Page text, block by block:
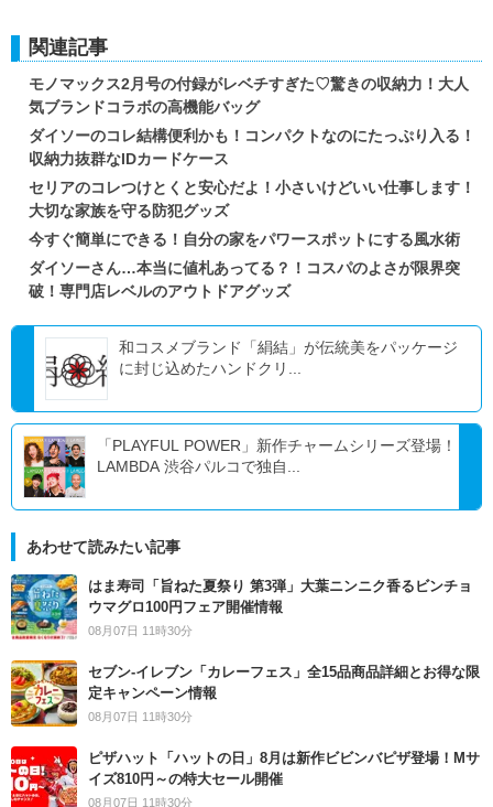
関連記事
モノマックス2月号の付録がレベチすぎた♡驚きの収納力！大人
気ブランドコラボの高機能バッグ
ダイソーのコレ結構便利かも！コンパクトなのにたっぷり入る！
収納力抜群なIDカードケース
セリアのコレつけとくと安心だよ！小さいけどいい仕事します！
大切な家族を守る防犯グッズ
今すぐ簡単にできる！自分の家をパワースポットにする風水術
ダイソーさん…本当に値札あってる？！コスパのよさが限界突
破！専門店レベルのアウトドアグッズ
和コスメブランド「絹結」が伝統美をパッケージ
に封じ込めたハンドクリ...
「PLAYFUL POWER」新作チャームシリーズ登場！
LAMBDA 渋谷パルコで独自...
あわせて読みたい記事
はま寿司「旨ねた夏祭り 第3弾」大葉ニンニク香るビンチョ
ウマグロ100円フェア開催情報
08月07日 11時30分
セブン‐イレブン「カレーフェス」全15品商品詳細とお得な限
定キャンペーン情報
08月07日 11時30分
ピザハット「ハットの日」8月は新作ビビンバピザ登場！Mサ
イズ810円～の特大セール開催
08月07日 11時30分